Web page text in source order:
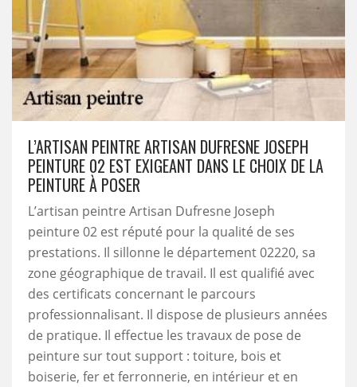
L’ARTISAN PEINTRE ARTISAN DUFRESNE JOSEPH
PEINTURE 02 EST EXIGEANT DANS LE CHOIX DE LA
PEINTURE À POSER
L’artisan peintre Artisan Dufresne Joseph
peinture 02 est réputé pour la qualité de ses
prestations. Il sillonne le département 02220, sa
zone géographique de travail. Il est qualifié avec
des certificats concernant le parcours
professionnalisant. Il dispose de plusieurs années
de pratique. Il effectue les travaux de pose de
peinture sur tout support : toiture, bois et
boiserie, fer et ferronnerie, en intérieur et en